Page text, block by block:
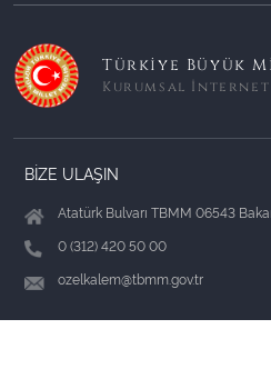
Türkiye Büyük
Kurumsal İnternet
BİZE ULAŞIN
Atatürk Bulvarı TBMM 06543
0 (312) 420 50 00
ozelkalem@tbmm.gov.tr